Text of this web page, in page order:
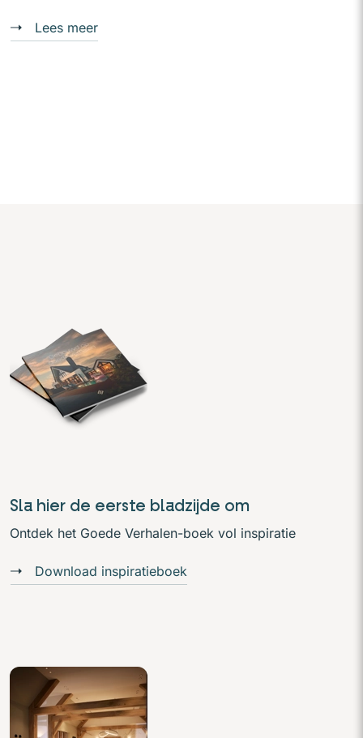
Lees meer
Sla hier de eerste bladzijde om
Ontdek het Goede Verhalen-boek vol inspiratie
Download inspiratieboek